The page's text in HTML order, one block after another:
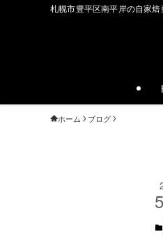
札幌市豊平区南平岸の自家
ホーム ブログ